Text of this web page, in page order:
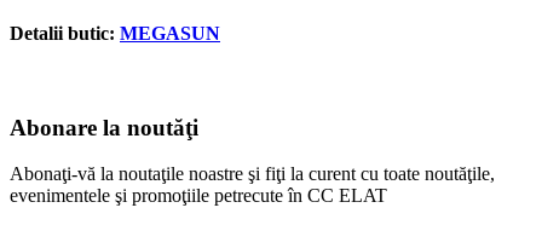
Detalii butic: MEGASUN
Abonare la noutăţi
Abonaţi-vă la noutaţile noastre şi fiţi la curent cu toate noutăţile,
evenimentele şi promoţiile petrecute în CC ELAT